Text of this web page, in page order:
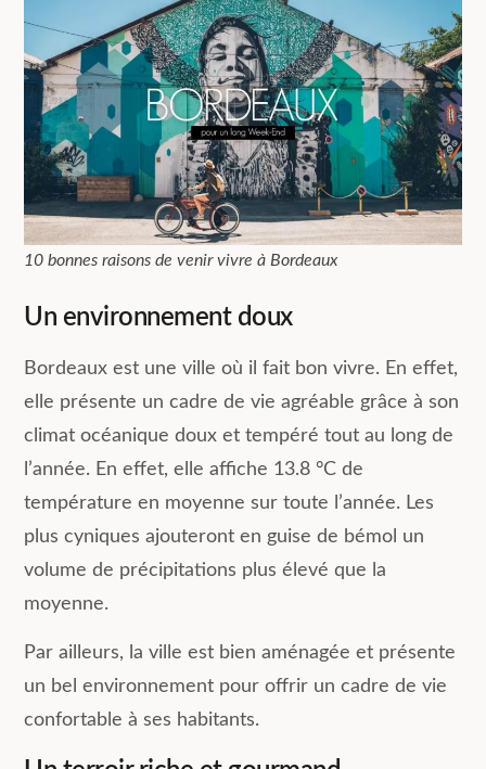
10 bonnes raisons de venir vivre à Bordeaux
Un environnement doux
Bordeaux est une ville où il fait bon vivre. En effet,
elle présente un cadre de vie agréable grâce à son
climat océanique doux et tempéré tout au long de
l’année. En effet, elle affiche 13.8 °C de
température en moyenne sur toute l’année. Les
plus cyniques ajouteront en guise de bémol un
volume de précipitations plus élevé que la
moyenne.
Par ailleurs, la ville est bien aménagée et présente
un bel environnement pour offrir un cadre de vie
confortable à ses habitants.